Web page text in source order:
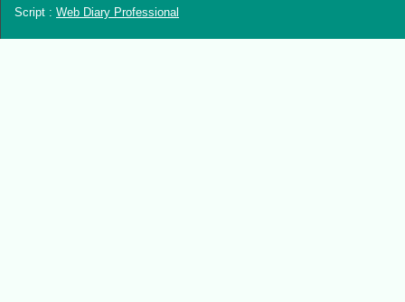
Script : Web Diary Professional